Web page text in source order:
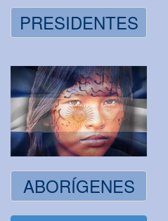
PRESIDENTES
ABORÍGENES